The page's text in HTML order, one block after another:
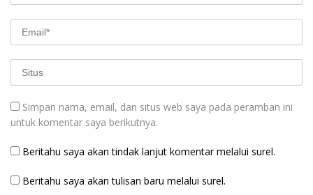
Simpan nama, email, dan situs web saya pada peramban ini
untuk komentar saya berikutnya.
Beritahu saya akan tindak lanjut komentar melalui surel.
Beritahu saya akan tulisan baru melalui surel.